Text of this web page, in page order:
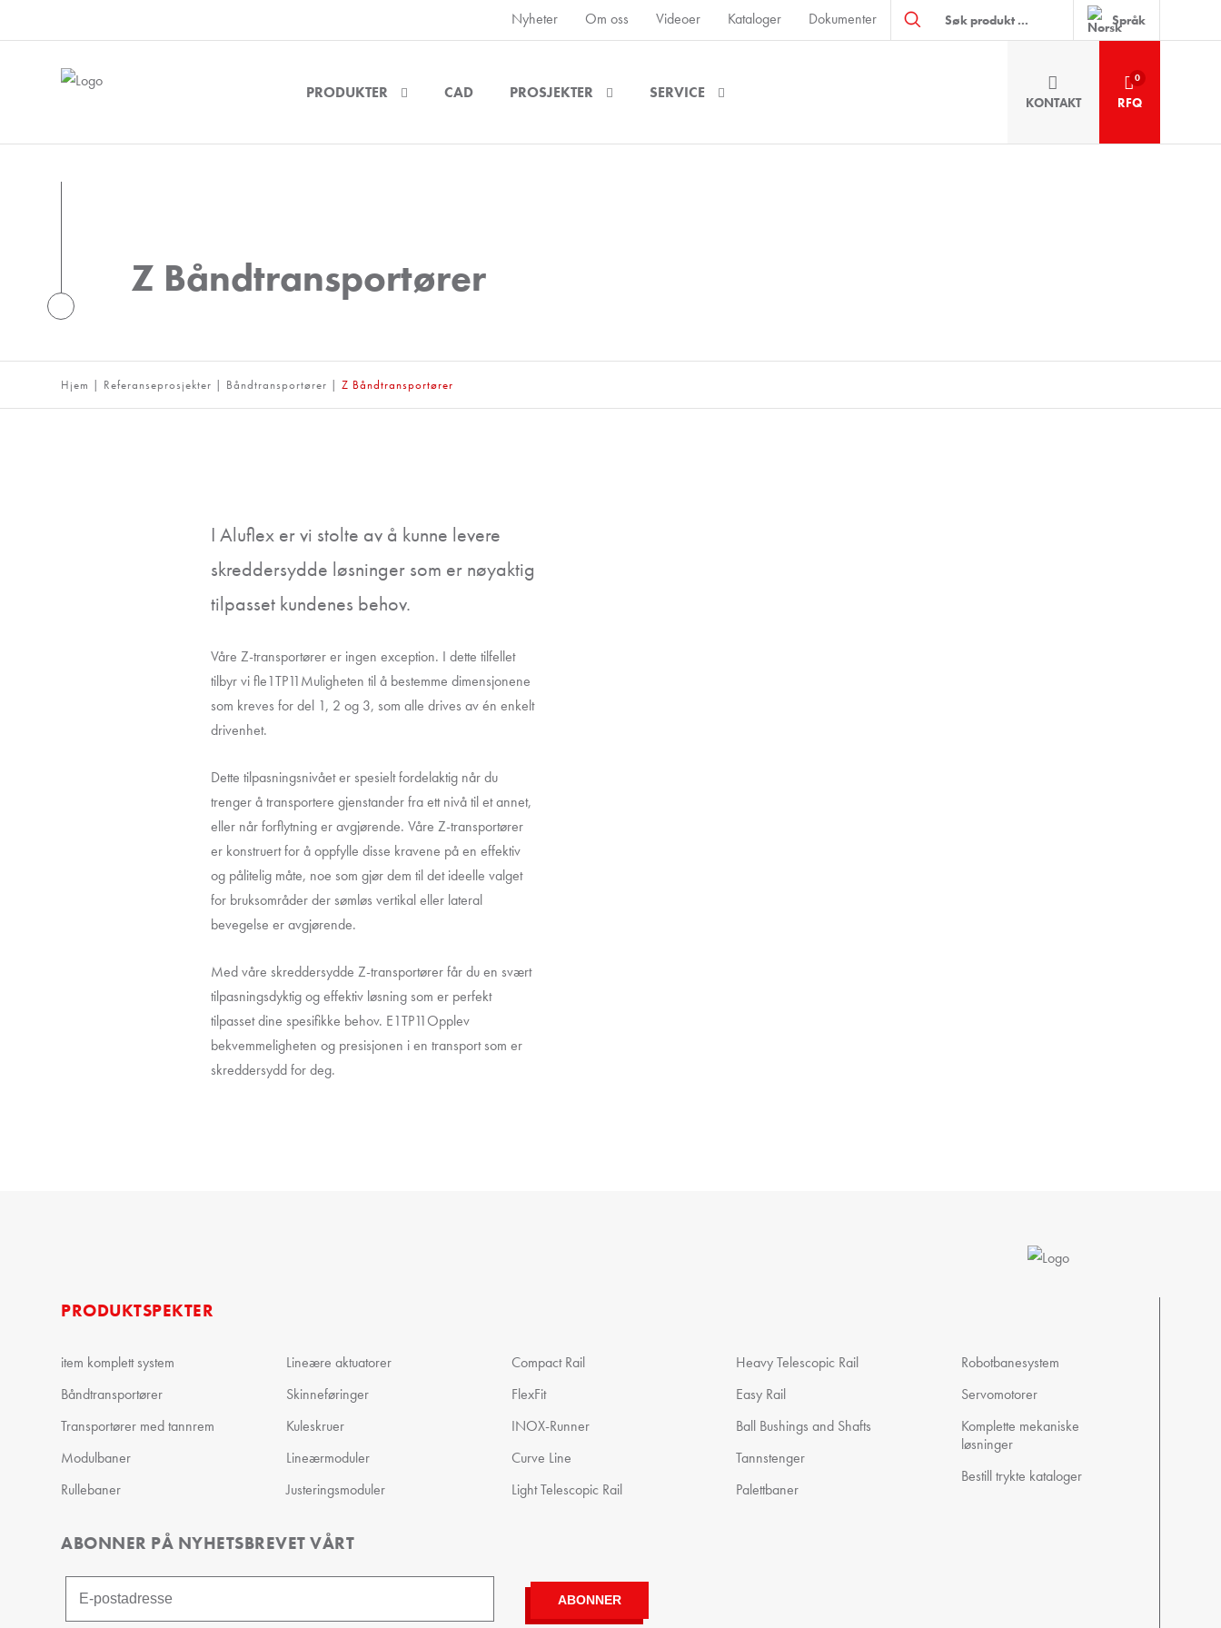
Nyheter Om oss Videoer Kataloger Dokumenter search Språk
PRODUKTER CAD PROSJEKTER SERVICE
KONTAKT
0
RFQ
Z Båndtransportører
Hjem | Referanseprosjekter | Båndtransportører |Z Båndtransportører
I Aluflex er vi stolte av å kunne levere
skreddersydde løsninger som er nøyaktig
tilpasset kundenes behov.
Våre Z-transportører er ingen exception. I dette tilfellet
tilbyr vi fle1TP11Muligheten til å bestemme dimensjonene
som kreves for del 1, 2 og 3, som alle drives av én enkelt
drivenhet.
Dette tilpasningsnivået er spesielt fordelaktig når du
trenger å transportere gjenstander fra ett nivå til et annet,
eller når forflytning er avgjørende. Våre Z-transportører
er konstruert for å oppfylle disse kravene på en effektiv
og pålitelig måte, noe som gjør dem til det ideelle valget
for bruksområder der sømløs vertikal eller lateral
bevegelse er avgjørende.
Med våre skreddersydde Z-transportører får du en svært
tilpasningsdyktig og effektiv løsning som er perfekt
tilpasset dine spesifikke behov. E1TP11Opplev
bekvemmeligheten og presisjonen i en transport som er
skreddersydd for deg.
PRODUKTSPEKTER
item komplett system
Båndtransportører
Transportører med tannrem
Modulbaner
Rullebaner
Lineære aktuatorer
Skinneføringer
Kuleskruer
Lineærmoduler
Justeringsmoduler
Compact Rail
FlexFit
INOX-Runner
Curve Line
Light Telescopic Rail
Heavy Telescopic Rail
Easy Rail
Ball Bushings and Shafts
Tannstenger
Palettbaner
Robotbanesystem
Servomotorer
Komplette mekaniske
løsninger
Bestill trykte kataloger
ABONNER PÅ NYHETSBREVET VÅRT